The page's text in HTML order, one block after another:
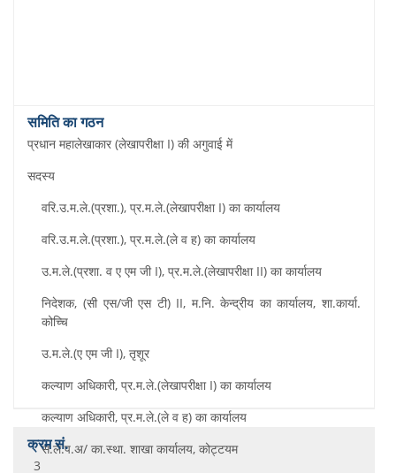
प्रधान महालेखाकार (लेखापरीक्षा I) की अगुवाई में
सदस्‍य
वरि.उ.म.ले.(प्रशा.), प्र.म.ले.(लेखापरीक्षा I) का कार्यालय
वरि.उ.म.ले.(प्रशा.), प्र.म.ले.(ले व ह) का कार्यालय
उ.म.ले.(प्रशा. व ए एम जी I), प्र.म.ले.(लेखापरीक्षा II) का कार्यालय
निदेशक, (सी एस/जी एस टी) II, म.नि. केन्‍द्रीय का कार्यालय, शा.कार्या.
कोच्‍च‍ि
उ.म.ले.(ए एम जी I), तृशूर
कल्‍याण अध‍िकारी, प्र.म.ले.(लेखापरीक्षा I) का कार्यालय
कल्‍याण अध‍िकारी, प्र.म.ले.(ले व ह) का कार्यालय
स.ले.प.अ/ का.स्‍था. शाखा कार्यालय, कोट्टयम
3